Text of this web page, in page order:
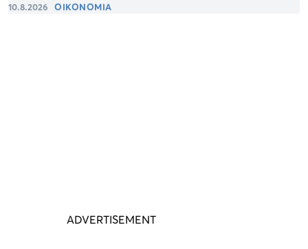
10.8.2026 ΟΙΚΟΝΟΜΙΑ